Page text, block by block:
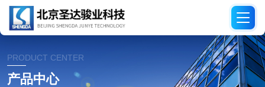
PRODUCT CENTER
产品中心